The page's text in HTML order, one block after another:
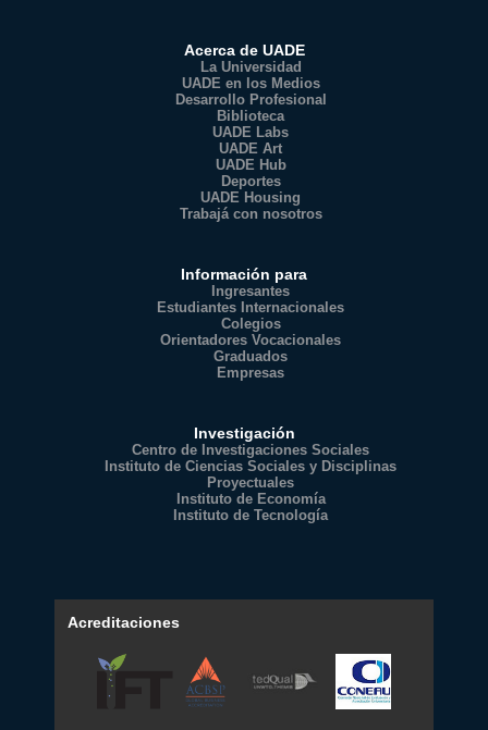
Acerca de UADE
La Universidad
UADE en los Medios
Desarrollo Profesional
Biblioteca
UADE Labs
UADE Art
UADE Hub
Deportes
UADE Housing
Trabajá con nosotros
Información para
Ingresantes
Estudiantes Internacionales
Colegios
Orientadores Vocacionales
Graduados
Empresas
Investigación
Centro de Investigaciones Sociales
Instituto de Ciencias Sociales y Disciplinas
Proyectuales
Instituto de Economía
Instituto de Tecnología
Acreditaciones